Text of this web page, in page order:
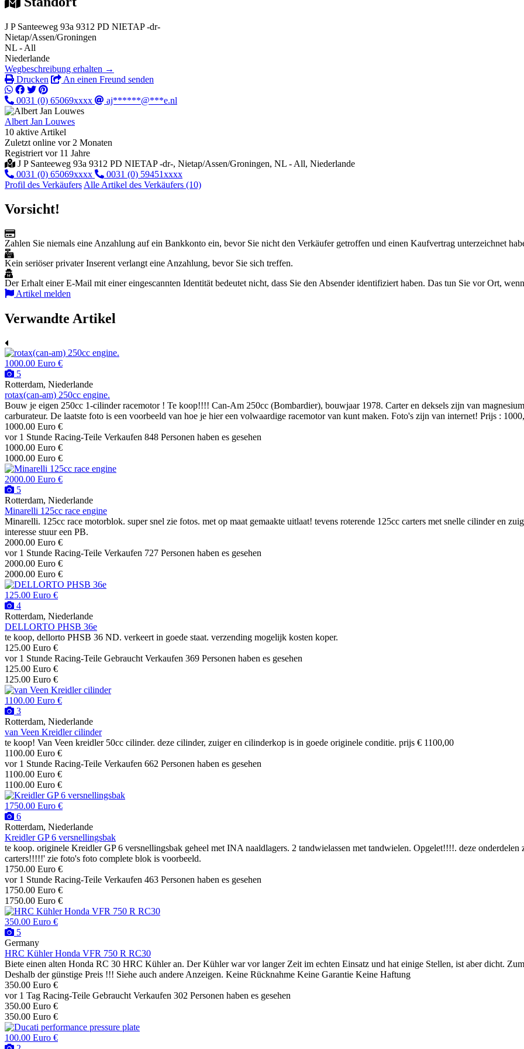
J P Santeeweg 93a 9312 PD NIETAP -dr-
Nietap/Assen/Groningen
NL - All
Niederlande
Wegbeschreibung erhalten →
Drucken
An einen Freund senden
0031 (0) 65069xxxx aj******@***e.nl
Albert Jan Louwes
10 aktive Artikel
Zuletzt online vor 2 Monaten
Registriert vor 11 Jahre
J P Santeeweg 93a 9312 PD NIETAP -dr-, Nietap/Assen/Groningen, NL - All, Niederlande
0031 (0) 65069xxxx
0031 (0) 59451xxxx
Profil des Verkäufers Alle Artikel des Verkäufers (10)
Vorsicht!
Zahlen Sie niemals eine Anzahlung auf ein Bankkonto ein, bevor Sie nicht den Verkäufer getroffen und einen Kaufvertrag unterzeichnet
Kein seriöser privater Inserent verlangt eine Anzahlung, bevor Sie sich treffen.
Der Erhalt einer E-Mail mit einer eingescannten Identität bedeutet nicht, dass Sie den Absender identifiziert haben. Das tun Sie vor Ort,
Artikel melden
Verwandte Artikel
1000.00 Euro €
5
Rotterdam, Niederlande
rotax(can-am) 250cc engine.
Bouw je eigen 250cc 1-cilinder racemotor ! Te koop!!!! Can-Am 250cc (Bombardier), bouwjaar 1978. Carter en deksels zijn van
carburateur. De laatste foto is een voorbeeld van hoe je hier een volwaardige racemotor van kunt maken. Foto's zijn van internet! Prijs :
1000.00 Euro €
vor 1 Stunde Racing-Teile Verkaufen 848 Personen haben es gesehen
1000.00 Euro €
1000.00 Euro €
2000.00 Euro €
5
Rotterdam, Niederlande
Minarelli 125cc race engine
Minarelli. 125cc race motorblok. super snel zie fotos. met op maat gemaakte uitlaat! tevens roterende 125cc carters met snelle cilinder en
interesse stuur een PB.
2000.00 Euro €
vor 1 Stunde Racing-Teile Verkaufen 727 Personen haben es gesehen
2000.00 Euro €
2000.00 Euro €
125.00 Euro €
4
Rotterdam, Niederlande
DELLORTO PHSB 36e
te koop, dellorto PHSB 36 ND. verkeert in goede staat. verzending mogelijk kosten koper.
125.00 Euro €
vor 1 Stunde Racing-Teile Gebraucht Verkaufen 369 Personen haben es gesehen
125.00 Euro €
125.00 Euro €
1100.00 Euro €
3
Rotterdam, Niederlande
van Veen Kreidler cilinder
te koop! Van Veen kreidler 50cc cilinder. deze cilinder, zuiger en cilinderkop is in goede originele conditie. prijs € 1100,00
1100.00 Euro €
vor 1 Stunde Racing-Teile Verkaufen 662 Personen haben es gesehen
1100.00 Euro €
1100.00 Euro €
1750.00 Euro €
6
Rotterdam, Niederlande
Kreidler GP 6 versnellingsbak
te koop. originele Kreidler GP 6 versnellingsbak geheel met INA naaldlagers. 2 tandwielassen met tandwielen. Opgelet!!!!. deze
carters!!!!!' zie foto's foto complete blok is voorbeeld.
1750.00 Euro €
vor 1 Stunde Racing-Teile Verkaufen 463 Personen haben es gesehen
1750.00 Euro €
1750.00 Euro €
350.00 Euro €
5
Germany
HRC Kühler Honda VFR 750 R RC30
Biete einen alten Honda RC 30 HRC Kühler an. Der Kühler war vor langer Zeit im echten Einsatz und hat einige Stellen, ist aber dicht.
Deshalb der günstige Preis !!! Siehe auch andere Anzeigen. Keine Rücknahme Keine Garantie Keine Haftung
350.00 Euro €
vor 1 Tag Racing-Teile Gebraucht Verkaufen 302 Personen haben es gesehen
350.00 Euro €
350.00 Euro €
100.00 Euro €